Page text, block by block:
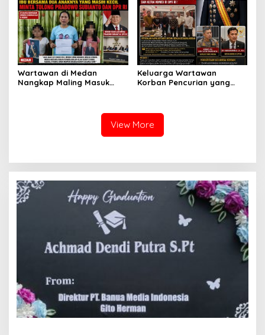
Bermodus Surat
Perdamaian dan Dugaan
Fitnah Terkait Tuduhan
Pemerasan Rp250 Juta
Kasus Dugaan Penipuan
dan Fitnah
Wartawan di Medan
Nangkap Maling Masuk
Tolong Prabowo Subianto
Keluarga Wartawan
Korban Pencurian yang
Presiden Prabowo, Komisi
III DPR RI dan Kapolri!
View More